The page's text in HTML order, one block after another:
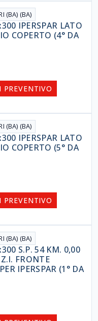
(BA) (BA)
IPERSPAR LATO
COPERTO (4° DA
PREVENTIVO
(BA) (BA)
IPERSPAR LATO
COPERTO (5° DA
PREVENTIVO
(BA) (BA)
S.P. 54 KM. 0,00
FRONTE
IPERSPAR (1° DA